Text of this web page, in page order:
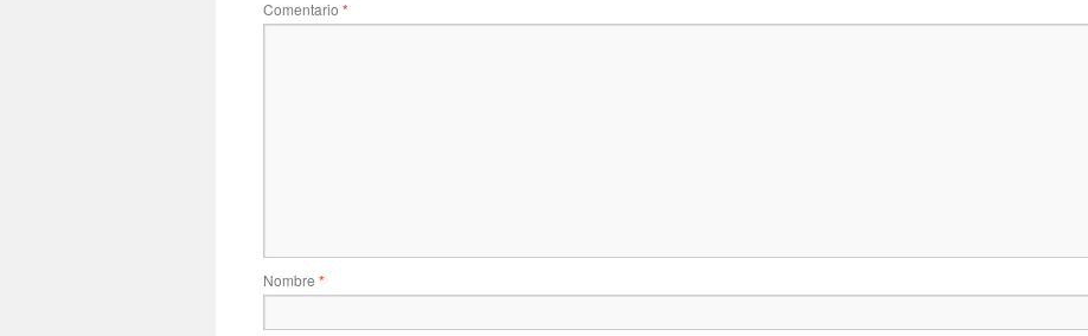
Comentario *
Nombre *